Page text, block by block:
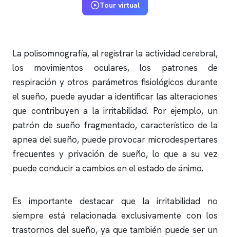
Tour virtual
La polisomnografía, al registrar la actividad cerebral,
los movimientos oculares, los patrones de
respiración y otros parámetros fisiológicos durante
el sueño, puede ayudar a identificar las alteraciones
que contribuyen a la irritabilidad. Por ejemplo, un
patrón de sueño fragmentado, característico de la
apnea del sueño, puede provocar microdespertares
frecuentes y privación de sueño, lo que a su vez
puede conducir a cambios en el estado de ánimo.
Es importante destacar que la irritabilidad no
siempre está relacionada exclusivamente con los
trastornos del sueño, ya que también puede ser un